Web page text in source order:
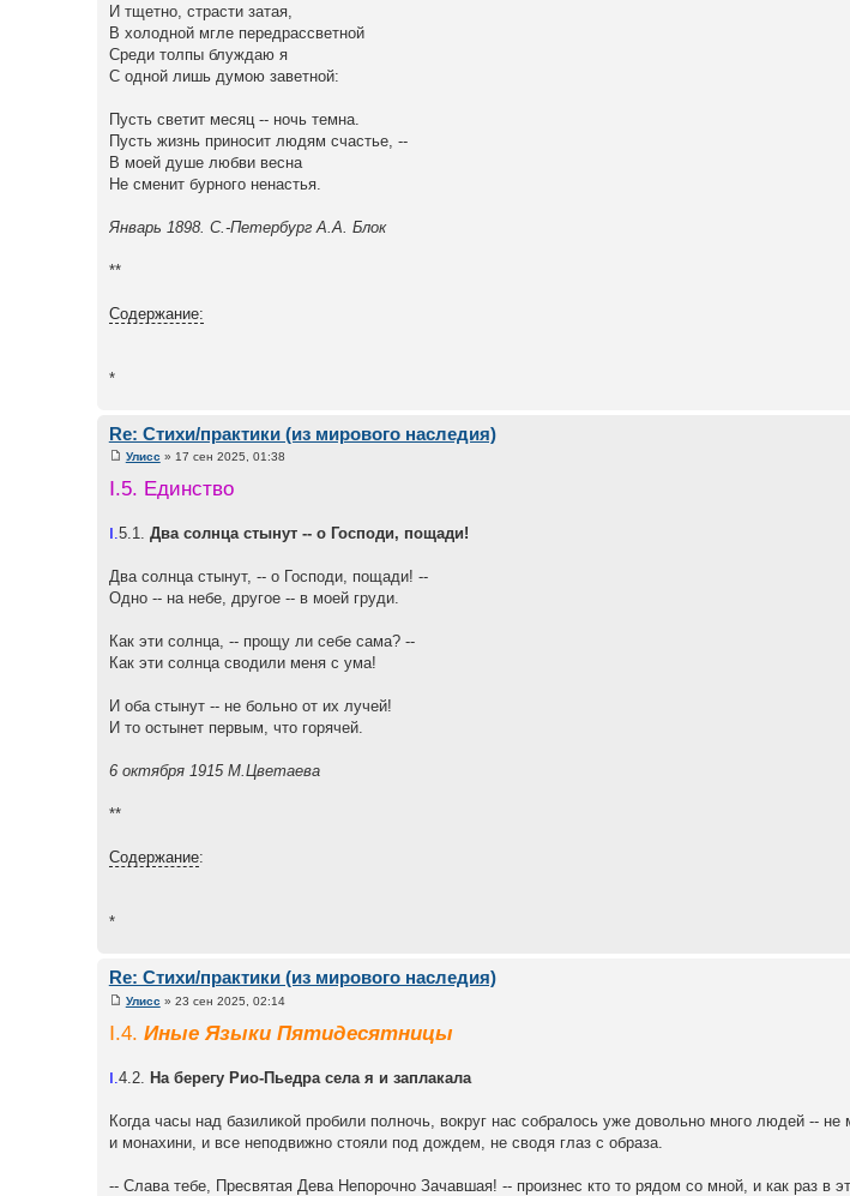
И тщетно, страсти затая,
В холодной мгле передрассветной
Среди толпы блуждаю я
С одной лишь думою заветной:
Пусть светит месяц -- ночь темна.
Пусть жизнь приносит людям счастье, --
В моей душе любви весна
Не сменит бурного ненастья.
Январь 1898. С.-Петербург А.А. Блок
**
Содержание:
*
Re: Стихи/практики (из мирового наследия)
Улисс » 17 сен 2025, 01:38
Ⅰ.5. Единство
Ⅰ.5.1. Два солнца стынут -- о Господи, пощади!
Два солнца стынут, -- о Господи, пощади! --
Одно -- на небе, другое -- в моей груди.
Как эти солнца, -- прощу ли себе сама? --
Как эти солнца сводили меня с ума!
И оба стынут -- не больно от их лучей!
И то остынет первым, что горячей.
6 октября 1915 М.Цветаева
**
Содержание:
*
Re: Стихи/практики (из мирового наследия)
Улисс » 23 сен 2025, 02:14
Ⅰ.4. Иные Языки Пятидесятницы
Ⅰ. 4.2. На берегу Рио-Пьедра села я и заплакала
Когда часы над базиликой пробили полночь, вокруг нас собралось уже довольно много людей --
и монахини, и все неподвижно стояли под дождем, не сводя глаз с образа.
-- Слава тебе, Пресвятая Дева Непорочно Зачавшая! -- произнес кто то рядом со мной, и как раз в